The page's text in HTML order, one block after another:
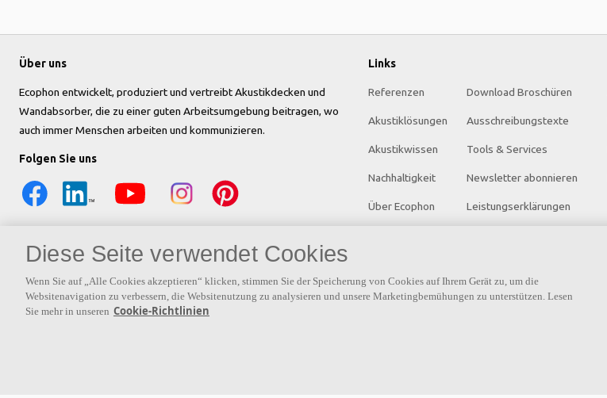
Über uns
Ecophon entwickelt, produziert und vertreibt Akustikdecken und
Wandabsorber, die zu einer guten Arbeitsumgebung beitragen, wo
auch immer Menschen arbeiten und kommunizieren.
Folgen Sie uns
Links
Referenzen
Akustiklösungen
Akustikwissen
Nachhaltigkeit
Über Ecophon
Download Broschüren
Ausschreibungstexte
Tools & Services
Newsletter abonnieren
Leistungserklärungen
Diese Seite verwendet Cookies
Wenn Sie auf „Alle Cookies akzeptieren“ klicken, stimmen Sie der Speicherung von Cookies auf Ihrem Gerät zu, um die
Websitenavigation zu verbessern, die Websitenutzung zu analysieren und unsere Marketingbemühungen zu unterstützen. Lesen
Sie mehr in unseren Cookie-Richtlinien